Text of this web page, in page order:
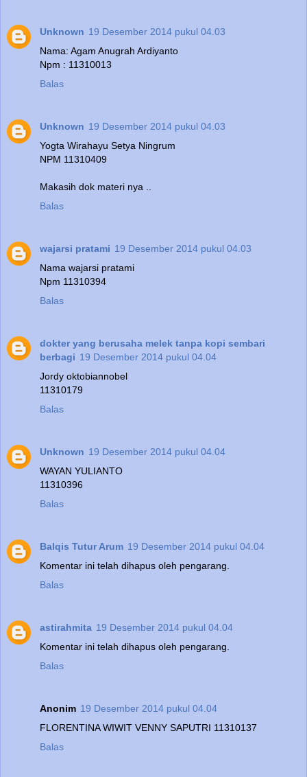
Unknown 19 Desember 2014 pukul 04.03
Nama: Agam Anugrah Ardiyanto
Npm : 11310013
Balas
Unknown 19 Desember 2014 pukul 04.03
Yogta Wirahayu Setya Ningrum
NPM 11310409
Makasih dok materi nya ..
Balas
wajarsi pratami 19 Desember 2014 pukul 04.03
Nama wajarsi pratami
Npm 11310394
Balas
dokter yang berusaha melek tanpa kopi sembari
berbagi 19 Desember 2014 pukul 04.04
Jordy oktobiannobel
11310179
Balas
Unknown 19 Desember 2014 pukul 04.04
WAYAN YULIANTO
11310396
Balas
Balqis Tutur Arum 19 Desember 2014 pukul 04.04
Komentar ini telah dihapus oleh pengarang.
Balas
astirahmita 19 Desember 2014 pukul 04.04
Komentar ini telah dihapus oleh pengarang.
Balas
Anonim 19 Desember 2014 pukul 04.04
FLORENTINA WIWIT VENNY SAPUTRI 11310137
Balas